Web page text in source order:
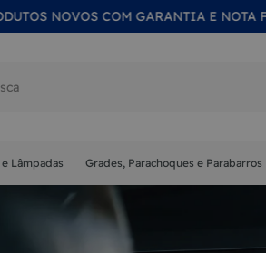
COM GARANTIA E NOTA FISCAL
Lâmpadas Grades, Parachoques e Parabarros